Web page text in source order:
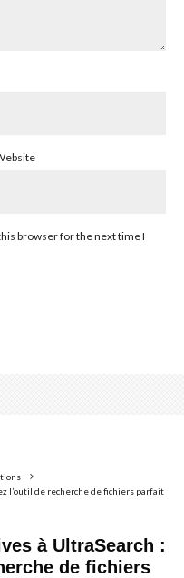
browser for the next time I
l’outil de recherche de fichiers parfait
à UltraSearch :
de fichiers